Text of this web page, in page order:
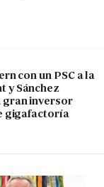
con un PSC a la
y Sánchez
gran inversor
gigafactoría